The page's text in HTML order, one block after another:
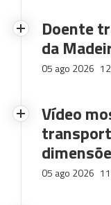
Doente
da
05 ago 2026
Vídeo
05 ago 2026